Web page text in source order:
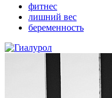
фитнес
лишний вес
беременность